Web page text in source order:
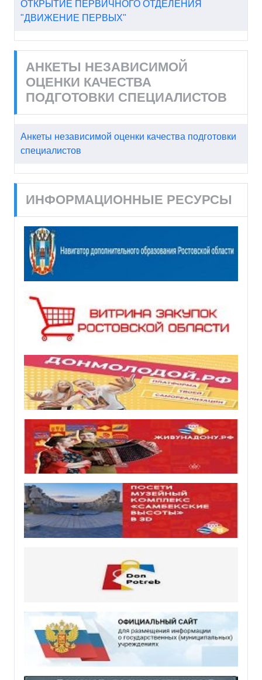
ОТКРЫТИЕ ПЕРВИЧНОГО ОТДЕЛЕНИЯ
"ДВИЖЕНИЕ ПЕРВЫХ"
АНКЕТЫ НЕЗАВИСИМОЙ
ОЦЕНКИ КАЧЕСТВА
ПОДГОТОВКИ СПЕЦИАЛИСТОВ
Анкеты независимой оценки качества подготовки
специалистов
ИНФОРМАЦИОННЫЕ РЕСУРСЫ